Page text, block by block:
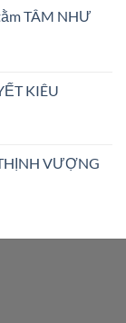
TÂM NHƯ
KIÊU
VƯỢNG